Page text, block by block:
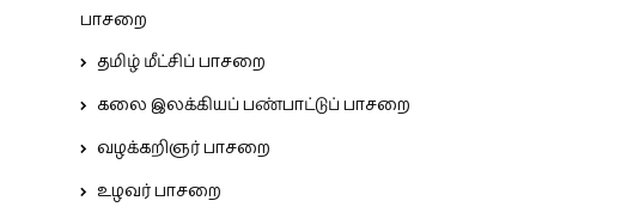
பாசறை
தமிழ் மீட்சிப் பாசறை
கலை இலக்கியப் பண்பாட்டுப் பாசறை
வழக்கறிஞர் பாசறை
உழவர் பாசறை